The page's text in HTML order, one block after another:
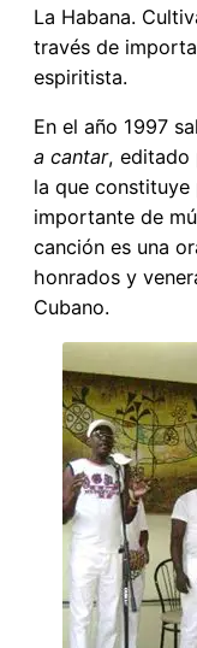
La Habana.
través de
espiritista.
En el año 1997
a cantar, editado
la que
importante de
canción es una
honrados y
Cubano.